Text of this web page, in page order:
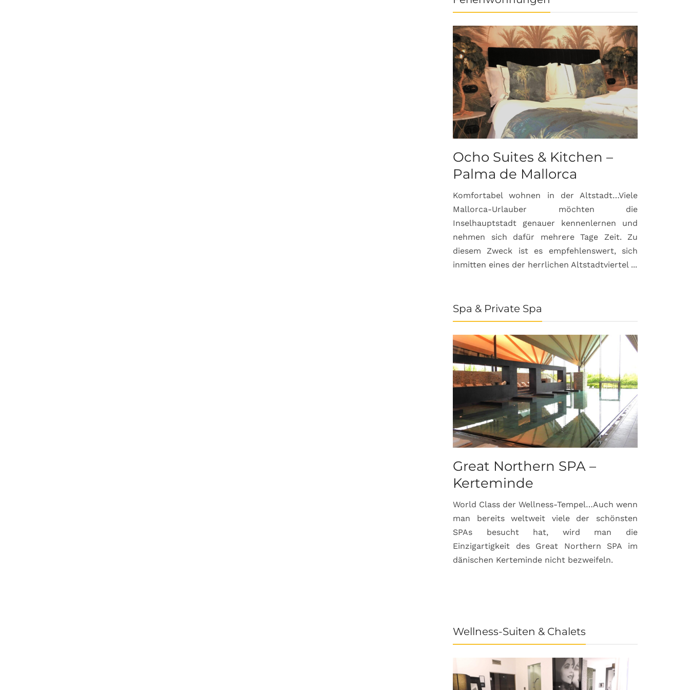
Ocho Suites & Kitchen –
Palma de Mallorca
Komfortabel wohnen in der Altstadt…Viele
Mallorca-Urlauber möchten die
Inselhauptstadt genauer kennenlernen und
nehmen sich dafür mehrere Tage Zeit. Zu
diesem Zweck ist es empfehlenswert, sich
inmitten eines der herrlichen Altstadtviertel ...
Spa & Private Spa
Great Northern SPA –
Kerteminde
World Class der Wellness-Tempel…Auch wenn
man bereits weltweit viele der schönsten
SPAs besucht hat, wird man die
Einzigartigkeit des Great Northern SPA im
dänischen Kerteminde nicht bezweifeln.
Wellness-Suiten & Chalets